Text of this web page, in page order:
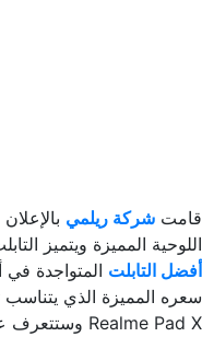
قامت شركة ريلمي
اللوحية المميزة ويتميز
أفضل التابلت المتواجدة
سعره المميزة الذي يتناسب
Realme Pad X وستتعرف عليها بالتفصيل في الخبر.